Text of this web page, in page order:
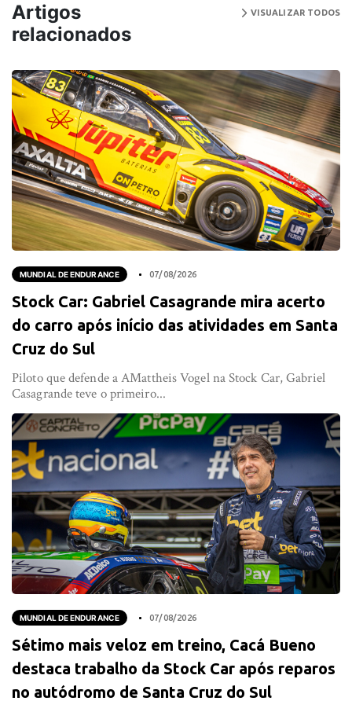
Artigos
relacionados
VISUALIZAR TODOS
MUNDIAL DE ENDURANCE 07/08/2026
Stock Car: Gabriel Casagrande mira acerto
do carro após início das atividades em Santa
Cruz do Sul
Piloto que defende a AMattheis Vogel na Stock Car, Gabriel
Casagrande teve o primeiro...
MUNDIAL DE ENDURANCE 07/08/2026
Sétimo mais veloz em treino, Cacá Bueno
destaca trabalho da Stock Car após reparos
no autódromo de Santa Cruz do Sul